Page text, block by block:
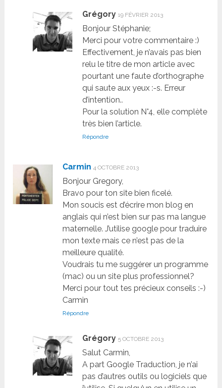
Grégory 19 FÉVRIER 2013
Bonjour Stéphanie;
Merci pour votre commentaire :)
Effectivement, je n’avais pas bien
relu le titre de mon article avec
pourtant une faute d’orthographe
qui saute aux yeux :-s. Erreur
d’intention..
Pour la solution N°4, elle complète
très bien l’article.
Répondre
Carmin 4 OCTOBRE 2013
Bonjour Gregory,
Bravo pour ton site bien ficelé.
Mon soucis est d’écrire mon blog en
anglais qui n’est bien sur pas ma langue
maternelle. J’utilise google pour traduire
mon texte mais ce n’est pas de la
meilleure qualité.
Voudrais tu me suggérer un programme
(mac) ou un site plus professionnel?
Merci pour tout tes précieux conseils :-)
Carmin
Répondre
Grégory 5 OCTOBRE 2013
Salut Carmin,
A part Google Traduction, je n’ai
pas d’autres outils ou logiciels que